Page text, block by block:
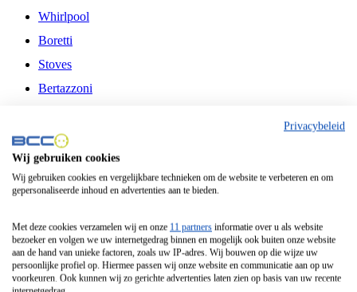
Whirlpool
Boretti
Stoves
Bertazzoni
Fitelli
Airfryer
Frituurpan
Contactgrill
Broodbakmachine
Broodrooster
Privacybeleid
Wij gebruiken cookies
Wij gebruiken cookies en vergelijkbare technieken om de website te verbeteren en om
gepersonaliseerde inhoud en advertenties aan te bieden.
Met deze cookies verzamelen wij en onze 11 partners informatie over u als website
bezoeker en volgen we uw internetgedrag binnen en mogelijk ook buiten onze website
aan de hand van unieke factoren, zoals uw IP-adres. Wij bouwen op die wijze uw
persoonlijke profiel op. Hiermee passen wij onze website en communicatie aan op uw
voorkeuren. Ook kunnen wij zo gerichte advertenties laten zien op basis van uw recente